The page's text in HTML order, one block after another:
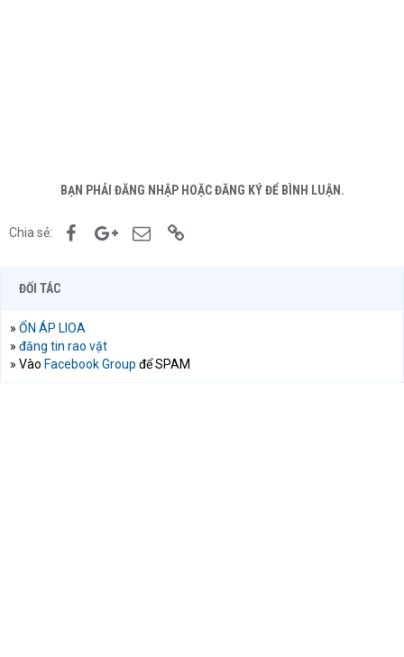
BẠN PHẢI ĐĂNG NHẬP HOẶC ĐĂNG KÝ ĐỂ BÌNH LUẬN.
Chia sẻ: FacebookGoogle+Email
ĐỐI TÁC
» ỔN ÁP LIOA
» đăng tin rao vặt
» Vào Facebook Group để SPAM